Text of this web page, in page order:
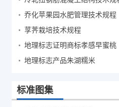
乔化苹果园水肥管理技术规程
莩荠栽培技术规程
地理标志证明商标孝感早蜜桃
地理标志产品朱湖糯米
标准图集